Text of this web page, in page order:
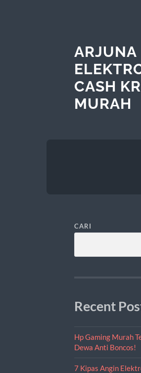
ARJUNA
CASH
MURAH
CARI
Recent
Hp Gaming Murah
Dewa Anti Boncos!
7 Kipas Angin